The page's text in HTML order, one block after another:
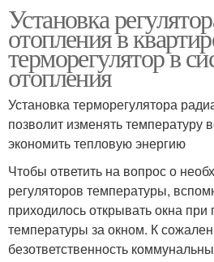
Установка
отопления в
терморегулятор в
отопления
Установка терморегулятора
позволит изменять температуру
экономить тепловую энергию
Чтобы ответить на вопрос о
регуляторов температуры,
приходилось открывать окна
температуры за окном. К
безответственность